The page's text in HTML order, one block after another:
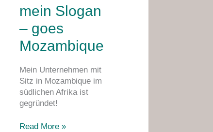
mein Slogan
– goes
Mozambique
Mein Unternehmen mit
Sitz in Mozambique im
südlichen Afrika ist
gegründet!
Slogan
–
goes
Mozambique
Read More »